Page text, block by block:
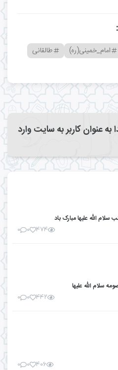
امام_خمینی(ره)
طالقانی
به عنوان کاربر به سایت وارد
الله علیها مبارک باد
۴۷۴ ۰ ۰
سلام الله علیها
۴۴۲ ۰ ۰
۴۰۶ ۰ ۰